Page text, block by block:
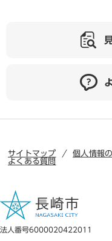
サイトマップ 個人情報
よくある質問
法人番号6000020422011